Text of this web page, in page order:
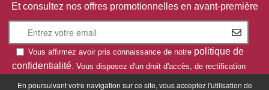
Et consultez nos offres promotionnelles en avant-première
Vous affirmez avoir pris connaissance de notre politique de
confidentialité. Vous disposez d'un droit d'accès, de rectification
En poursuivant votre navigation sur ce site, vous acceptez l'utilisation de